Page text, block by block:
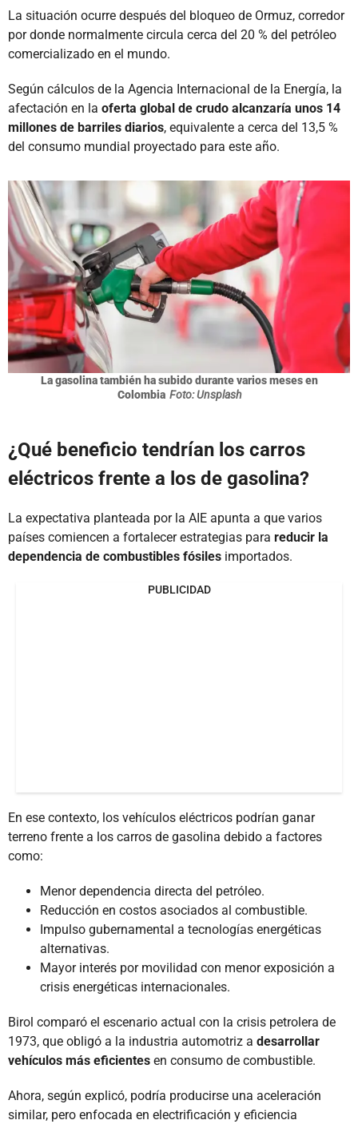
La situación ocurre después del bloqueo de Ormuz, corredor
por donde normalmente circula cerca del 20 % del petróleo
comercializado en el mundo.
Según cálculos de la Agencia Internacional de la Energía, la
afectación en la oferta global de crudo alcanzaría unos 14
millones de barriles diarios, equivalente a cerca del 13,5 %
del consumo mundial proyectado para este año.
La gasolina también ha subido durante varios meses en
Colombia Foto: Unsplash
¿Qué beneficio tendrían los carros
eléctricos frente a los de gasolina?
La expectativa planteada por la AIE apunta a que varios
países comiencen a fortalecer estrategias para reducir la
dependencia de combustibles fósiles importados.
PUBLICIDAD
En ese contexto, los vehículos eléctricos podrían ganar
terreno frente a los carros de gasolina debido a factores
como:
Menor dependencia directa del petróleo.
Reducción en costos asociados al combustible.
Impulso gubernamental a tecnologías energéticas
alternativas.
Mayor interés por movilidad con menor exposición a
crisis energéticas internacionales.
Birol comparó el escenario actual con la crisis petrolera de
1973, que obligó a la industria automotriz a desarrollar
vehículos más eficientes en consumo de combustible.
Ahora, según explicó, podría producirse una aceleración
similar, pero enfocada en electrificación y eficiencia